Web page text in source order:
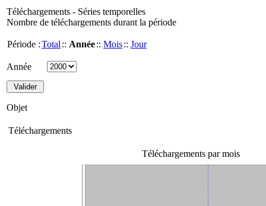
Téléchargements - Séries temporelles
Nombre de téléchargements durant la période
Période :Total :: Année:: Mois:: Jour
Année
Objet
Téléchargements
Téléchargements par mois